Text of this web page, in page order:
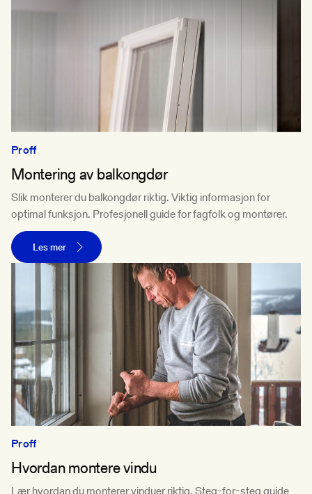
Proff
Montering av balkongdør
Slik monterer du balkongdør riktig. Viktig informasjon for
optimal funksjon. Profesjonell guide for fagfolk og montører.
Les mer
Proff
Hvordan montere vindu
Lær hvordan du monterer vinduer riktig. Steg-for-steg guide